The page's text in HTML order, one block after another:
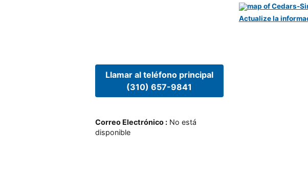
Llamar al teléfono principal
(310) 657-9841
Correo Electrónico: No está
disponible
Actualize la